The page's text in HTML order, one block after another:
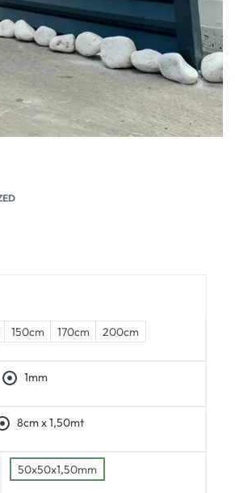
150cm 170cm 200cm
1mm
8cm x 1,50mt
50x50x1,50mm